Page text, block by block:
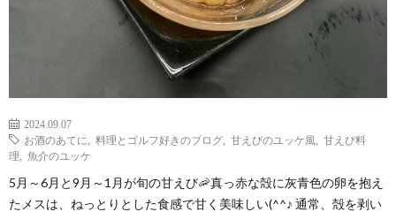
2024.09.07
お酒のあてに
料理とゴルフ好きのブログ 甘えびのユッケ風
甘えび料
理
魚介のユッケ
5月～6月と9月～1月が旬の甘えび🦐真っ赤な殻に灰青色の卵を抱え
たメスは、ねっとりとした食感で甘く美味しい(^^♪ 通常、殻を剥い